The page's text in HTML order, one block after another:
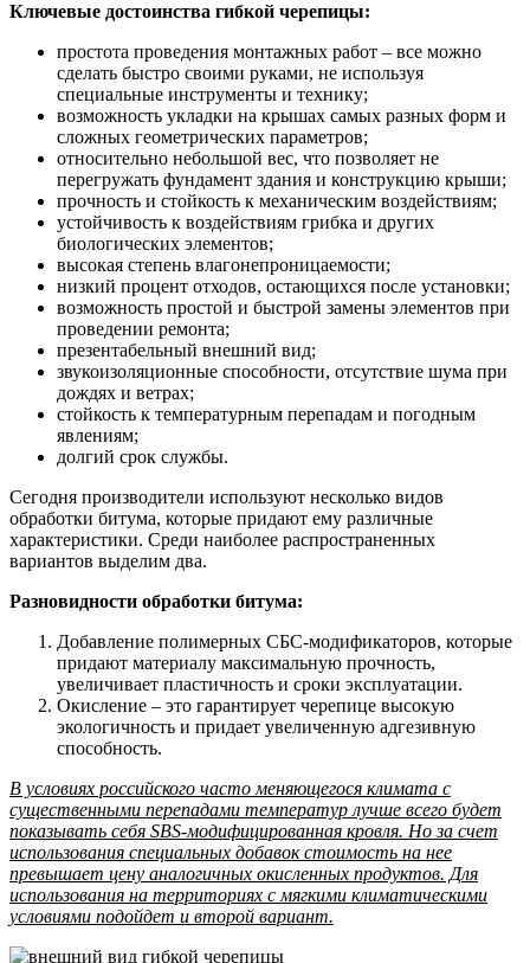
Ключевые достоинства гибкой черепицы:
простота проведения монтажных работ – все можно
сделать быстро своими руками, не используя
специальные инструменты и технику;
возможность укладки на крышах самых разных форм и
сложных геометрических параметров;
относительно небольшой вес, что позволяет не
перегружать фундамент здания и конструкцию крыши;
прочность и стойкость к механическим воздействиям;
устойчивость к воздействиям грибка и других
биологических элементов;
высокая степень влагонепроницаемости;
низкий процент отходов, остающихся после установки;
возможность простой и быстрой замены элементов при
проведении ремонта;
презентабельный внешний вид;
звукоизоляционные способности, отсутствие шума при
дождях и ветрах;
стойкость к температурным перепадам и погодным
явлениям;
долгий срок службы.
Сегодня производители используют несколько видов
обработки битума, которые придают ему различные
характеристики. Среди наиболее распространенных
вариантов выделим два.
Разновидности обработки битума:
Добавление полимерных СБС-модификаторов, которые
придают материалу максимальную прочность,
увеличивает пластичность и сроки эксплуатации.
Окисление – это гарантирует черепице высокую
экологичность и придает увеличенную адгезивную
способность.
В условиях российского часто меняющегося климата с
существенными перепадами температур лучше всего будет
показывать себя SBS-модифицированная кровля. Но за счет
использования специальных добавок стоимость на нее
превышает цену аналогичных окисленных продуктов. Для
использования на территориях с мягкими климатическими
условиями подойдет и второй вариант.